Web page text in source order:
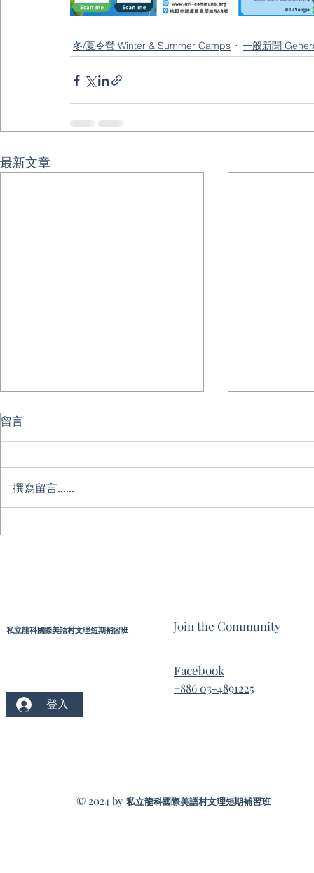
冬/夏令營 Winter & Summer Camps 一般新聞
最新文章
留言
撰寫留言......
私立龍科國際美語村文理短期補習班
登入
Join the Community
Facebook
+886 03-4891225
© 2024 by 私立龍科國際美語村文理短期補習班